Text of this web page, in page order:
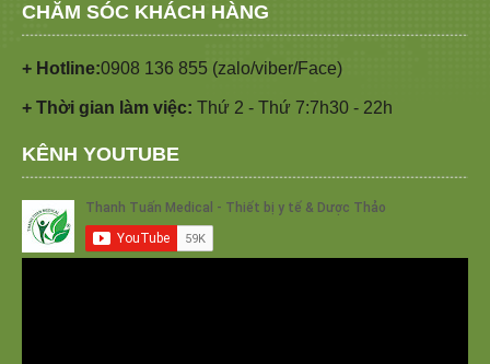
CHĂM SÓC KHÁCH HÀNG
+ Hotline:0908 136 855 (zalo/viber/Face)
+ Thời gian làm việc: Thứ 2 - Thứ 7:7h30 - 22h
KÊNH YOUTUBE